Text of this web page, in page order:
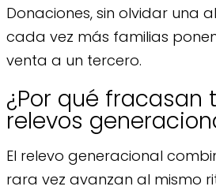
Donaciones, sin olvidar una
cada vez más familias
venta a un tercero.
¿Por qué fracasan
relevos
El relevo generacional
rara vez avanzan al mismo